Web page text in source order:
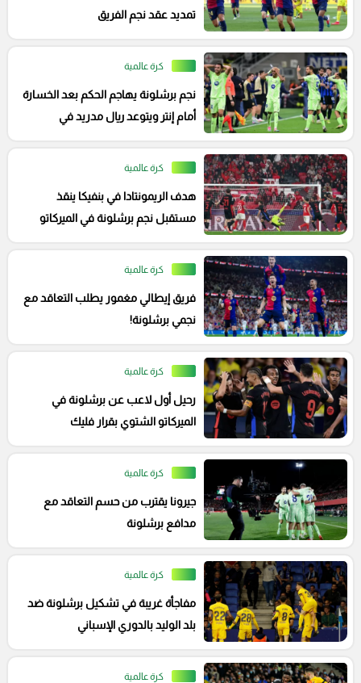
تمديد عقد نجم الفريق
كرة عالمية
نجم برشلونة يهاجم الحكم بعد الخسارة
أمام إنتر ويتوعد ريال مدريد في
كرة عالمية
هدف الريمونتادا في بنفيكا ينقذ
مستقبل نجم برشلونة في الميركاتو
كرة عالمية
فريق إيطالي مغمور يطلب التعاقد مع
نجمي برشلونة!
كرة عالمية
رحيل أول لاعب عن برشلونة في
الميركاتو الشتوي بقرار فليك
كرة عالمية
جيرونا يقترب من حسم التعاقد مع
مدافع برشلونة
كرة عالمية
مفاجأة غريبة في تشكيل برشلونة ضد
بلد الوليد بالدوري الإسباني
كرة عالمية